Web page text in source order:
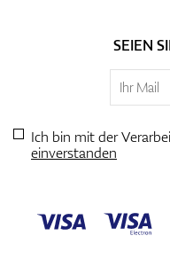
SEIEN
Ich bin mit der
einverstanden